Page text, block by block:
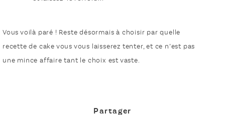
Vous voilà paré ! Reste désormais à choisir par quelle
recette de cake vous vous laisserez tenter, et ce n’est pas
une mince affaire tant le choix est vaste.
Partager